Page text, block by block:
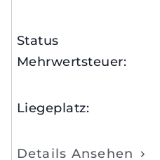
Status
Mehrwertsteuer:
Liegeplatz:
Details Ansehen